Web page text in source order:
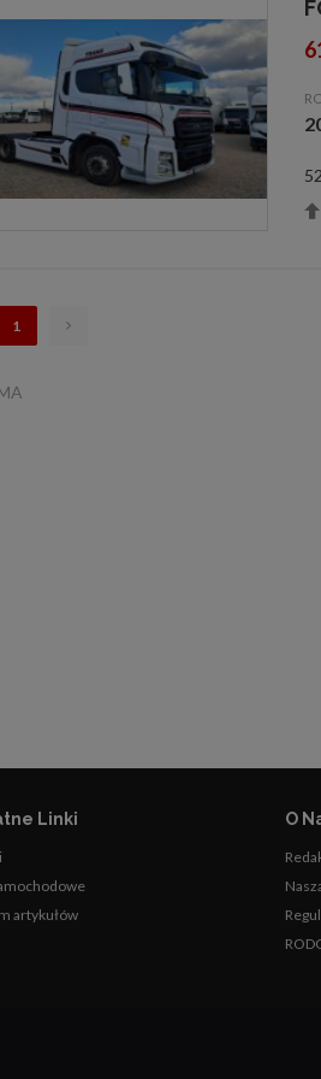
1
Linki
artykułów
O